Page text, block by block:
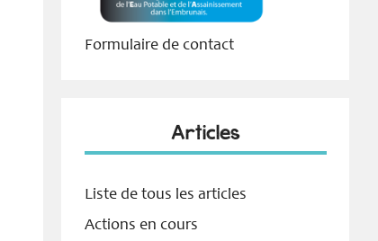
Formulaire de contact
Articles
Liste de tous les articles
Actions en cours